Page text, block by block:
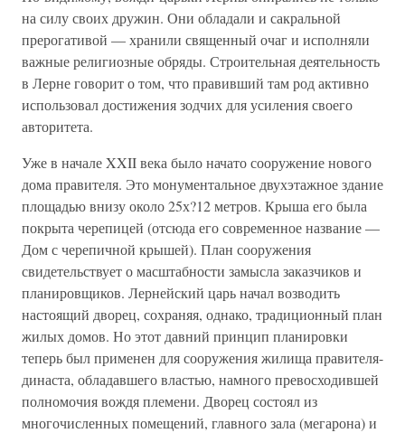
на силу своих дружин. Они обладали и сакральной
прерогативой — хранили священный очаг и исполняли
важные религиозные обряды. Строительная деятельность
в Лерне говорит о том, что правивший там род активно
использовал достижения зодчих для усиления своего
авторитета.
Уже в начале XXII века было начато сооружение нового
дома правителя. Это монументальное двухэтажное здание
площадью внизу около 25х?12 метров. Крыша его была
покрыта черепицей (отсюда его современное название —
Дом с черепичной крышей). План сооружения
свидетельствует о масштабности замысла заказчиков и
планировщиков. Лернейский царь начал возводить
настоящий дворец, сохраняя, однако, традиционный план
жилых домов. Но этот давний принцип планировки
теперь был применен для сооружения жилища правителя-
династа, обладавшего властью, намного превосходившей
полномочия вождя племени. Дворец состоял из
многочисленных помещений, главного зала (мегарона) и